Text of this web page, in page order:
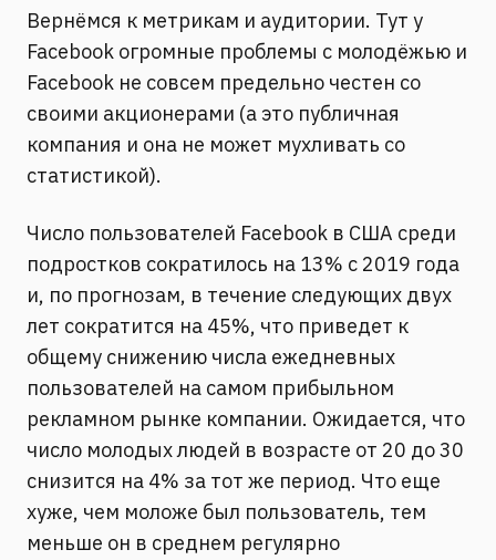
Вернёмся к метрикам и аудитории. Тут у
Facebook огромные проблемы с молодёжью и
Facebook не совсем предельно честен со
своими акционерами (а это публичная
компания и она не может мухливать со
статистикой).
Число пользователей Facebook в США среди
подростков сократилось на 13% с 2019 года
и, по прогнозам, в течение следующих двух
лет сократится на 45%, что приведет к
общему снижению числа ежедневных
пользователей на самом прибыльном
рекламном рынке компании. Ожидается, что
число молодых людей в возрасте от 20 до 30
снизится на 4% за тот же период. Что еще
хуже, чем моложе был пользователь, тем
меньше он в среднем регулярно